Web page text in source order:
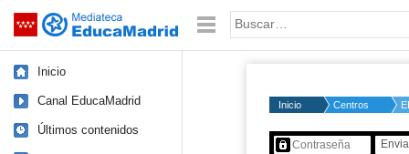
Saltar navegación Palabra o frase:
Inicio
Canal EducaMadrid
Últimos contenidos
Inicio Centros
Contenido protegido…